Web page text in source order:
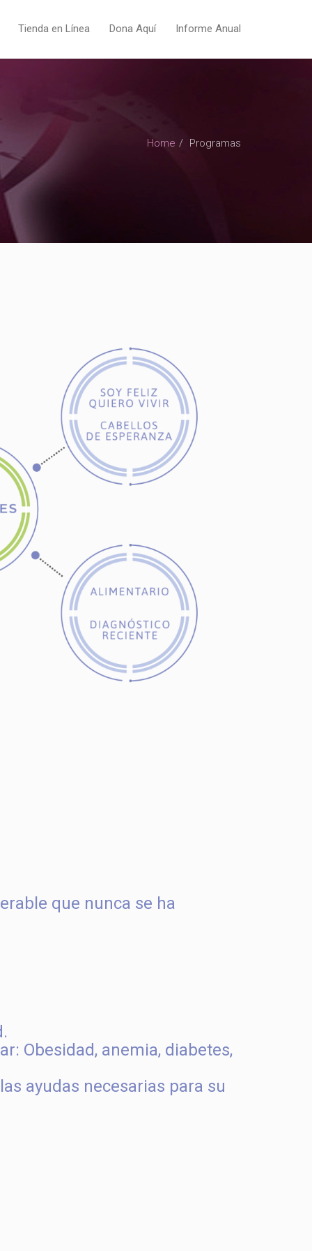
Tienda en Línea Dona Aquí Informe Anual
Home Programas
que nunca se ha
Obesidad, anemia, diabetes,
ayudas necesarias para su